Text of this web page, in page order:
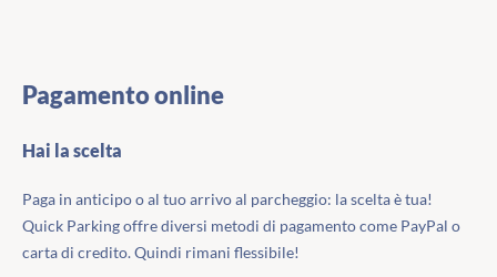
Pagamento online
Hai la scelta
Paga in anticipo o al tuo arrivo al parcheggio: la scelta è tua!
Quick Parking offre diversi metodi di pagamento come PayPal o
carta di credito. Quindi rimani flessibile!